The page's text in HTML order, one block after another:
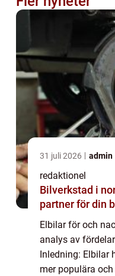
31 juli 2026 admin
redaktionel
Bilverkstad i norrtälje så
partner för din
Elbilar för och
analys av
Inledning: Elbilar
mer populära